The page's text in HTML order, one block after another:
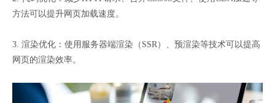
方法可以提升网页加载速度。
3. 渲染优化：使用服务器端渲染（SSR）、预渲染等技术可以提高
网页的渲染效率。